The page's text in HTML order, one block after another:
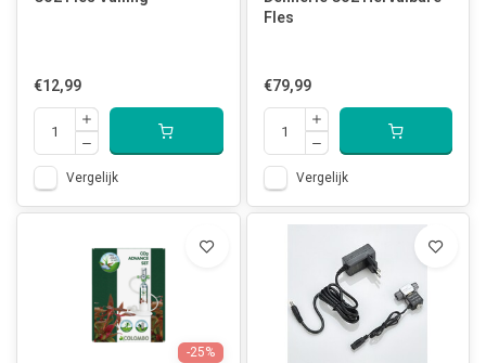
€12,99
Vergelijk
Fles
€79,99
Vergelijk
-25%